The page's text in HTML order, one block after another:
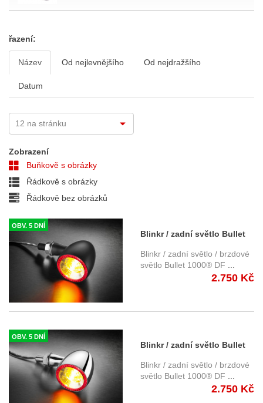
řazení:
Název Od nejlevnějšího Od nejdražšího
Datum
Zobrazení
Buňkově s obrázky
Řádkově s obrázky
Řádkově bez obrázků
OBV. 5 DNÍ
Blinkr / zadní světlo Bullet
1000® DF Kellermann -
černé tělo, čiré sklo
Blinkr / zadní světlo / brzdové
světlo Bullet 1000® DF
2.750 Kč
OBV. 5 DNÍ
Blinkr / zadní světlo Bullet
1000® DF Kellermann -
chromované tělo, čiré sklo
Blinkr / zadní světlo / brzdové
světlo Bullet 1000® DF
2.750 Kč